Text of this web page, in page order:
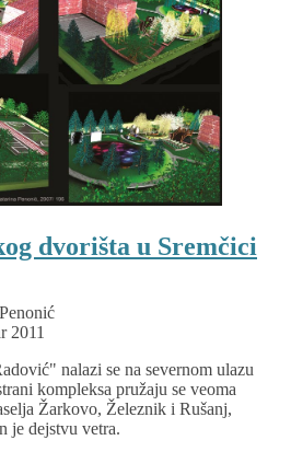
dvorišta u Sremčici
2011
nalazi se na severnom ulazu
kompleksa pružaju se veoma
Žarkovo, Železnik i Rušanj,
je dejstvu vetra.